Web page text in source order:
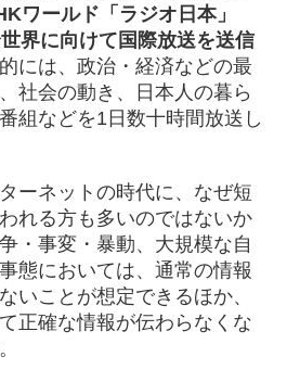
ワールド「ラジオ日本」
界に向けて国際放送を送信
には、政治・経済などの最
社会の動き、日本人の暮ら
組などを1日数十時間放送し
ーネットの時代に、なぜ短
れる方も多いのではないか
・事変・暴動、大規模な自
態においては、通常の情報
いことが想定できるほか、
正確な情報が伝わらなくな